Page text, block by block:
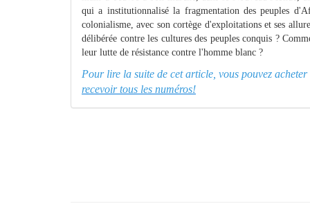
qui a institutionnalisé la fragmentation des peuples
colonialisme, avec son cortège d'exploitations et ses
délibérée contre les cultures des peuples conquis ?
leur lutte de résistance contre l'homme blanc ?
Pour lire la suite de cet article, vous pouvez
recevoir tous les numéros!